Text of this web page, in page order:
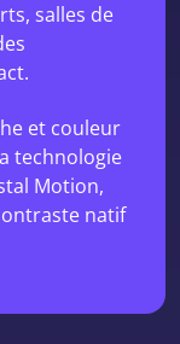
salles de
et couleur
technologie
Motion,
natif